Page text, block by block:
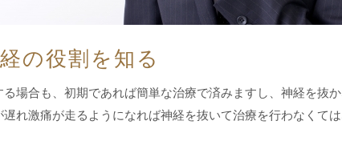
の役割を知る
る場合も、初期であれば簡単な治療で済みますし、神経を抜か
遅れ激痛が走るようになれば神経を抜いて治療を行わなくて